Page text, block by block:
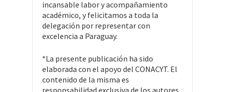
incansable labor y acompañamiento
académico, y felicitamos a toda la
delegación por representar con
excelencia a Paraguay.
*La presente publicación ha sido
elaborada con el apoyo del CONACYT. El
contenido de la misma es